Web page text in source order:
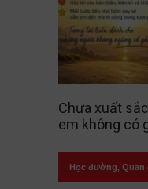
Chưa xuất
em không có
Học đường, Quan